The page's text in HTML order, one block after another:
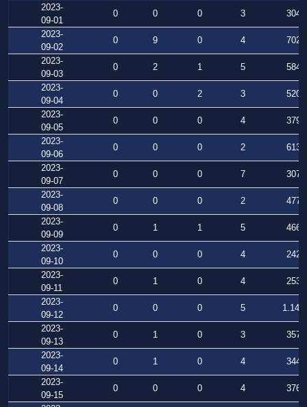
2023-
09-01
0 0 0 3
304
2023-
09-02
0 9 0 4
702
2023-
09-03
0 2 1 5
584
2023-
09-04
0 0 2 3
520
2023-
09-05
0 0 0 4
379
2023-
09-06
0 0 0 2
613
2023-
09-07
0 0 0 7
307
2023-
09-08
0 0 0 2
477
2023-
09-09
0 1 1 5
466
2023-
09-10
0 0 0 4
242
2023-
09-11
0 1 0 4
253
2023-
09-12
0 0 0 5
1.147
2023-
09-13
0 1 0 3
357
2023-
09-14
0 1 0 4
344
2023-
09-15
0 0 0 4
376